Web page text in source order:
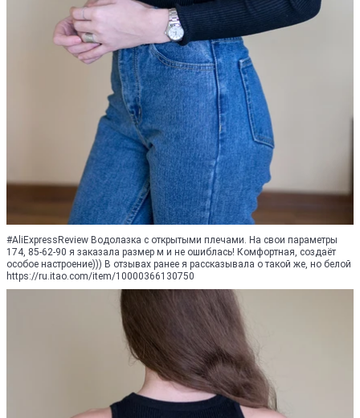
#AliExpressReview Водолазка с открытыми плечами. На свои параметры
174, 85-62-90 я заказала размер м и не ошиблась! Комфортная, создаёт
особое настроение))) В отзывах ранее я рассказывала о такой же, но белой
https://ru.itao.com/item/10000366130750